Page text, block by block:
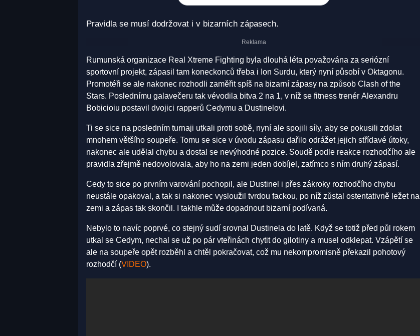
Pravidla se musí dodržovat i v bizarních zápasech.
Rumunská organizace Real Xtreme Fighting byla dlouhá léta považována za seriózní
sportovní projekt, zápasil tam koneckonců třeba i Ion Surdu, který nyní působí v Oktagonu.
Promotéři se ale nakonec rozhodli zaměřit spíš na bizarní zápasy na způsob Clash of the
Stars. Poslednímu galavečeru tak vévodila bitva 2 na 1, v níž se fitness trenér Alexandru
Bobicioiu postavil dvojici rapperů Cedymu a Dustinelovi.
Ti se sice na posledním turnaji utkali proti sobě, nyní ale spojili síly, aby se pokusili zdolat
mnohem většího soupeře. Tomu se sice v úvodu zápasu dařilo odrážet jejich střídavé útoky,
nakonec ale udělal chybu a dostal se nevýhodné pozice. Soudě podle reakce rozhodčího ale
pravidla zřejmě nedovolovala, aby ho na zemi jeden dobíjel, zatímco s ním druhý zápasí.
Cedy to sice po prvním varování pochopil, ale Dustinel i přes zákroky rozhodčího chybu
neustále opakoval, a tak si nakonec vysloužil tvrdou fackou, po níž zůstal ostentativně ležet na
zemi a zápas tak skončil. I takhle může dopadnout bizarní podívaná.
Nebylo to navíc poprvé, co stejný sudí srovnal Dustinela do latě. Když se totiž před půl rokem
utkal se Cedym, nechal se už po pár vteřinách chytit do gilotiny a musel odklepat. Vzápětí se
ale na soupeře opět rozběhl a chtěl pokračovat, což mu nekompromisně překazil pohotový
rozhodčí (VIDEO).